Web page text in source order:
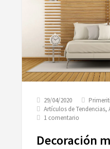
29/04/2020
Primeriti
Artículos de Tendencias,
1 comentarioen
minimalista
Decoración